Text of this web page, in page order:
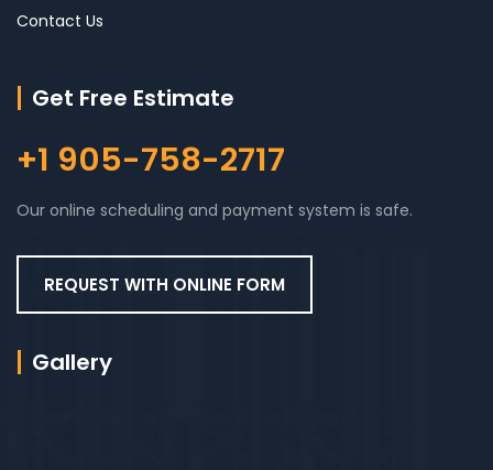
Contact Us
Get Free Estimate
+1 905-758-2717
Our online scheduling and payment system is safe.
REQUEST WITH ONLINE FORM
Gallery